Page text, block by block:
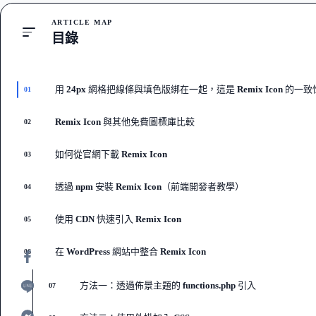
ARTICLE MAP
目錄
01 用 24px 網格把線條與填色版綁在一起，這是 Remix Icon 的一致
02 Remix Icon 與其他免費圖標庫比較
03 如何從官網下載 Remix Icon
04 透過 npm 安裝 Remix Icon（前端開發者教學）
05 使用 CDN 快速引入 Remix Icon
06 在 WordPress 網站中整合 Remix Icon
07 方法一：透過佈景主題的 functions.php 引入